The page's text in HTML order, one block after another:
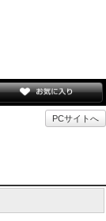
PCサイトへ